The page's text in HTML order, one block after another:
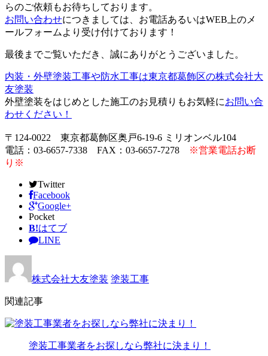
らのご依頼もお待ちしております。
お問い合わせにつきましては、お電話あるいはWEB上のメ
ールフォームより受け付けております！
最後までご覧いただき、誠にありがとうございました。
内装・外壁塗装工事や防水工事は東京都葛飾区の株式会社大
友塗装
外壁塗装をはじめとした施工のお見積りもお気軽にお問い合
わせください！
〒124-0022 東京都葛飾区奥戸6-19-6 ミリオンベル104
電話：03-6657-7338 FAX：03-6657-7278
※営業電話お断
り※
Twitter
Facebook
Google+
Pocket
B!はてブ
LINE
株式会社大友塗装 塗装工事
関連記事
塗装工事業者をお探しなら弊社に決まり！